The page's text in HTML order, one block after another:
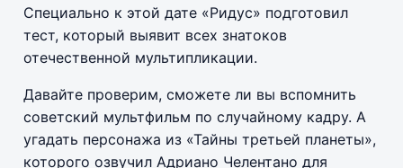
Специально к этой дате «Ридус» подготовил
тест, который выявит всех знатоков
отечественной мультипликации.
Давайте проверим, сможете ли вы вспомнить
советский мультфильм по случайному кадру. А
угадать персонажа из «Тайны третьей планеты»,
которого озвучил Адриано Челентано для